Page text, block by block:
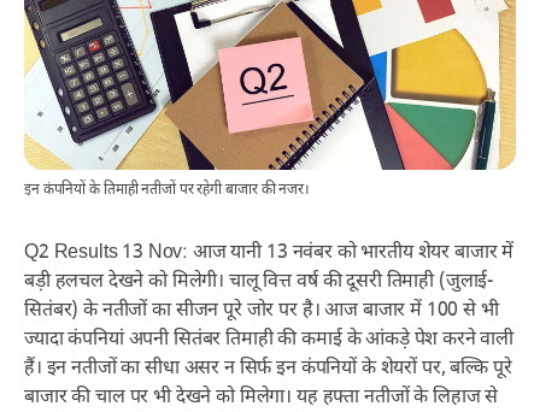
इन कंपनियों के तिमाही नतीजों पर रहेगी बाजार की नजर।
Q2 Results 13 Nov: आज यानी 13 नवंबर को भारतीय शेयर बाजार में
बड़ी हलचल देखने को मिलेगी। चालू वित्त वर्ष की दूसरी तिमाही (जुलाई-
सितंबर) के नतीजों का सीजन पूरे जोर पर है। आज बाजार में 100 से भी
ज्यादा कंपनियां अपनी सितंबर तिमाही की कमाई के आंकड़े पेश करने वाली
हैं। इन नतीजों का सीधा असर न सिर्फ इन कंपनियों के शेयरों पर, बल्कि पूरे
बाजार की चाल पर भी देखने को मिलेगा। यह हफ्ता नतीजों के लिहाज से